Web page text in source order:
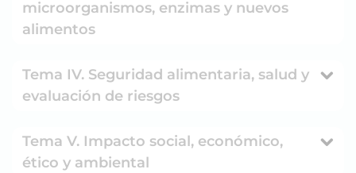
microorganismos, enzimas y nuevos
alimentos
Tema IV. Seguridad alimentaria, salud y
evaluación de riesgos
Tema V. Impacto social, económico,
ético y ambiental